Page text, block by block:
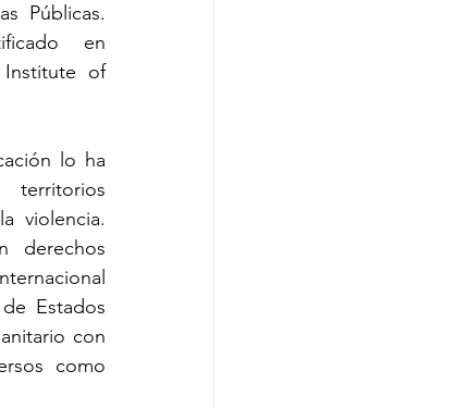
Públicas.
en
of
lo ha
violencia.
derechos
Estados
con
como